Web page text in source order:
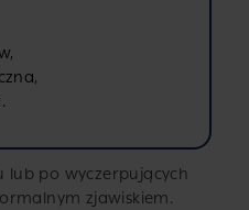
lub po wyczerpujących
zjawiskiem.